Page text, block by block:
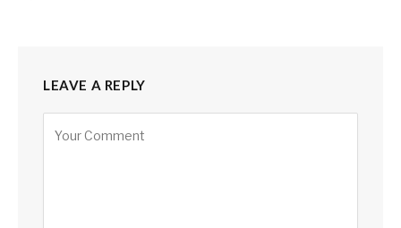
LEAVE A REPLY